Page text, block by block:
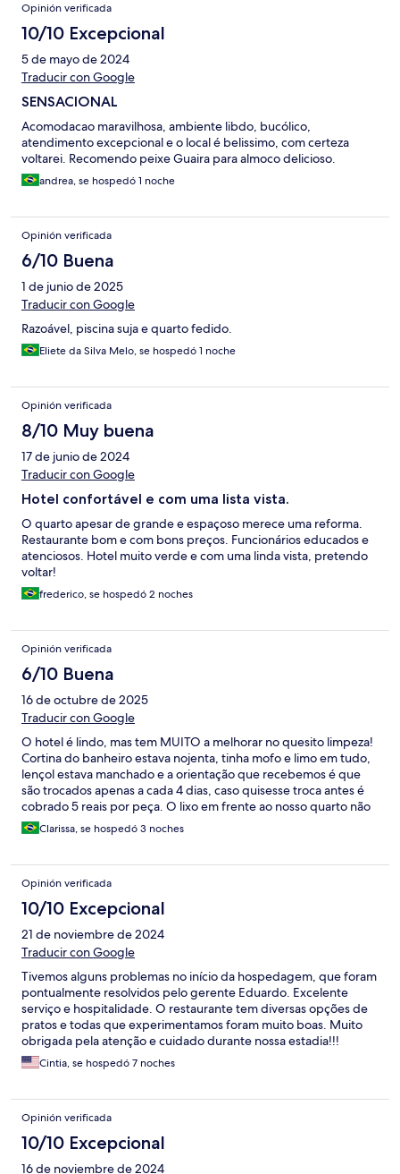
Opinión verificada
10/10 Excepcional
5 de mayo de 2024
Traducir con Google
SENSACIONAL
Acomodacao maravilhosa, ambiente libdo, bucólico,
atendimento excepcional e o local é belissimo, com certeza
voltarei. Recomendo peixe Guaira para almoco delicioso.
andrea, se hospedó 1 noche
Opinión verificada
6/10 Buena
1 de junio de 2025
Traducir con Google
Razoável, piscina suja e quarto fedido.
Eliete da Silva Melo, se hospedó 1 noche
Opinión verificada
8/10 Muy buena
17 de junio de 2024
Traducir con Google
Hotel confortável e com uma lista vista.
O quarto apesar de grande e espaçoso merece uma reforma.
Restaurante bom e com bons preços. Funcionários educados e
atenciosos. Hotel muito verde e com uma linda vista, pretendo
voltar!
frederico, se hospedó 2 noches
Opinión verificada
6/10 Buena
16 de octubre de 2025
Traducir con Google
O hotel é lindo, mas tem MUITO a melhorar no quesito limpeza!
Cortina do banheiro estava nojenta, tinha mofo e limo em tudo,
lençol estava manchado e a orientação que recebemos é que
são trocados apenas a cada 4 dias, caso quisesse troca antes é
cobrado 5 reais por peça. O lixo em frente ao nosso quarto não
foi esvaziado em 4 dias!!!!
Clarissa, se hospedó 3 noches
Opinión verificada
10/10 Excepcional
21 de noviembre de 2024
Traducir con Google
Tivemos alguns problemas no início da hospedagem, que foram
pontualmente resolvidos pelo gerente Eduardo. Excelente
serviço e hospitalidade. O restaurante tem diversas opções de
pratos e todas que experimentamos foram muito boas. Muito
obrigada pela atenção e cuidado durante nossa estadia!!!
Cintia, se hospedó 7 noches
Opinión verificada
10/10 Excepcional
16 de noviembre de 2024